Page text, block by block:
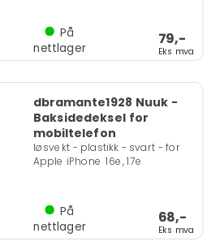
79,-
Eks mva
På
nettlager
dbramante1928 Nuuk -
Baksidedeksel for
mobiltelefon
løsvekt - plastikk - svart - for
Apple iPhone 16e, 17e
68,-
Eks mva
På
nettlager